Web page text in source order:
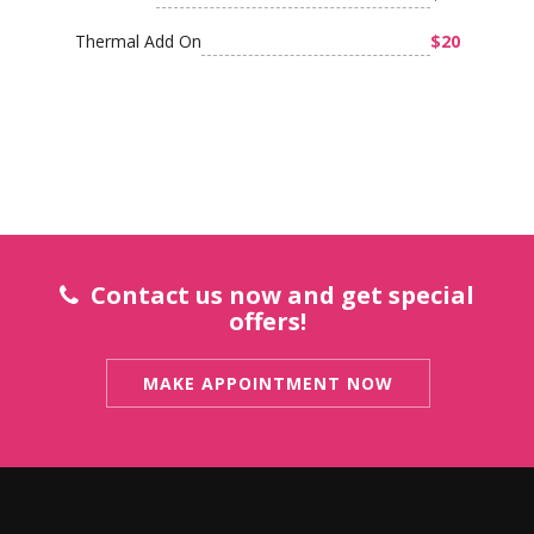
Thermal Add On $20
Contact us now and get special
offers!
MAKE APPOINTMENT NOW